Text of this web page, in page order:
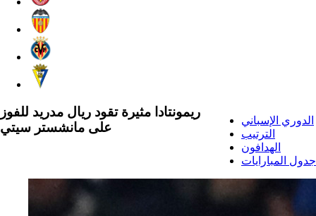
الدوري الإسباني
الترتيب
الهدافون
جدول المبارايات
ريمونتادا مثيرة تقود ريال مدريد للفوز
على مانشستر سيتي